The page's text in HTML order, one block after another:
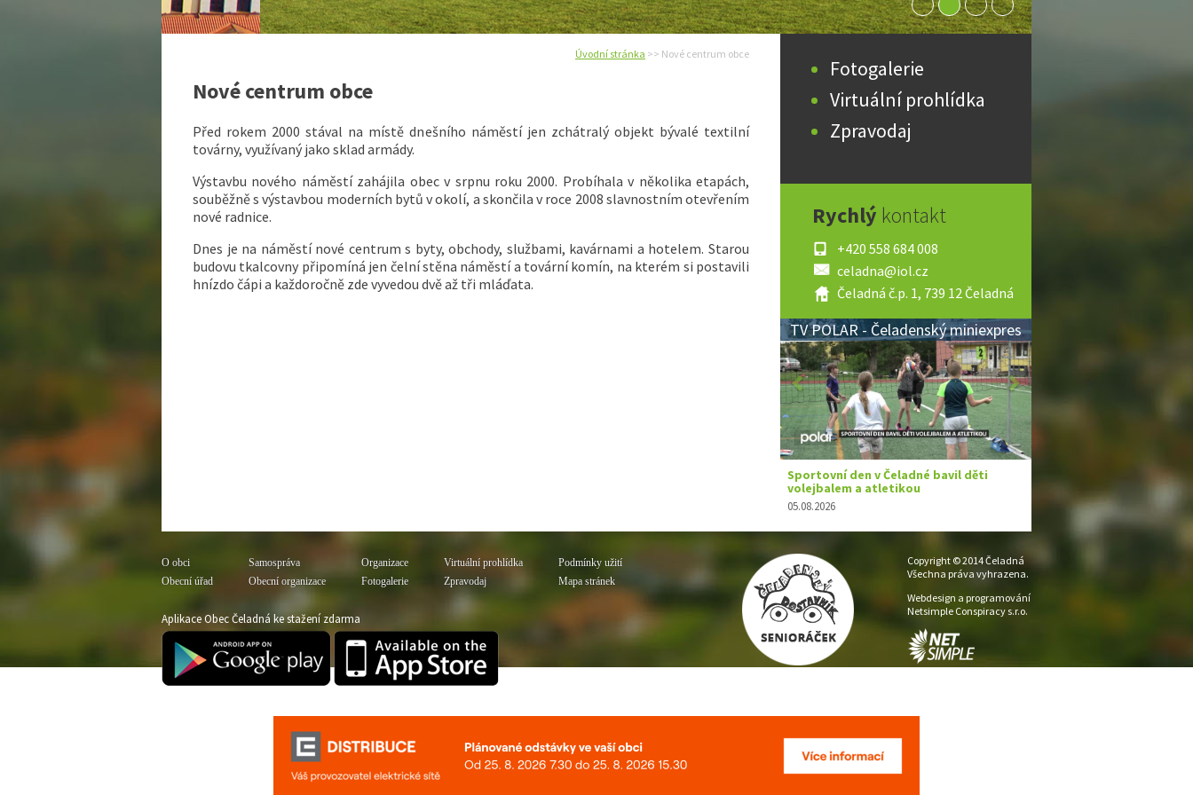
Úvodní stránka >> Nové centrum obce
Nové centrum obce
Před rokem 2000 stával na místě dnešního náměstí jen zchátralý objekt bývalé textilní
továrny, využívaný jako sklad armády.
Výstavbu nového náměstí zahájila obec v srpnu roku 2000. Probíhala v několika etapách,
souběžně s výstavbou moderních bytů v okolí, a skončila v roce 2008 slavnostním otevřením
nové radnice.
Dnes je na náměstí nové centrum s byty, obchody, službami, kavárnami a hotelem. Starou
budovu tkalcovny připomíná jen čelní stěna náměstí a tovární komín, na kterém si postavili
hnízdo čápi a každoročně zde vyvedou dvě až tři mláďata.
Fotogalerie
Virtuální prohlídka
Zpravodaj
Rychlý kontakt
+420 558 684 008
celadna@iol.cz
Čeladná č.p. 1, 739 12 Čeladná
O obci
Obecní úřad
Samospráva
Obecní organizace
Organizace
Fotogalerie
Virtuální prohlídka
Zpravodaj
Podmínky užití
Mapa stránek
Copyright © 2014 Čeladná
Všechna práva vyhrazena.
Webdesign a programování
Netsimple Conspiracy s.r.o.
Aplikace Obec Čeladná ke stažení zdarma